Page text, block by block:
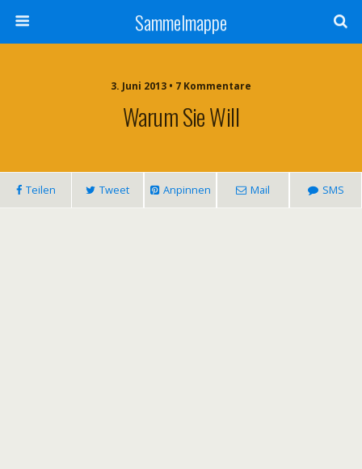
Sammelmappe
3. Juni 2013 • 7 Kommentare
Warum Sie Will
Teilen Tweet Anpinnen Mail SMS